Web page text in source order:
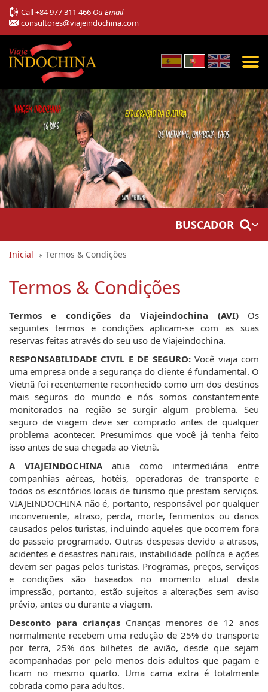
Call+84 977 311 466 Ou Email
consultores@viajeindochina.com
BUSCADOR
Inicial Termos & Condições
Termos & Condições
Termos e condições da Viajeindochina (AVI)Os
seguintes termos e condições aplicam-se com as suas
reservas feitas através do seu uso de Viajeindochina.
RESPONSABILIDADE CIVIL E DE SEGURO:Você viaja com
uma empresa onde a segurança do cliente é fundamental. O
Vietnã foi recentemente reconhecido como um dos destinos
mais seguros do mundo e nós somos constantemente
monitorados na região se surgir algum problema. Seu
seguro de viagem deve ser comprado antes de qualquer
problema acontecer. Presumimos que você já tenha feito
isso antes de sua chegada ao Vietnã.
A VIAJEINDOCHINAatua como intermediária entre
companhias aéreas, hotéis, operadoras de transporte e
todos os escritórios locais de turismo que prestam serviços.
VIAJEINDOCHINA não é, portanto, responsável por qualquer
inconveniente, atraso, perda, morte, ferimentos ou danos
causados pelos turistas, incluindo aqueles que ocorrem fora
do passeio programado. Outras despesas devido a atrasos,
acidentes e desastres naturais, instabilidade política e ações
devem ser pagas pelos turistas. Programas, preços, serviços
e condições são baseados no momento atual desta
impressão, portanto, estão sujeitos a alterações sem aviso
prévio, antes ou durante a viagem.
Desconto para crianças Crianças menores de 12 anos
normalmente recebem uma redução de 25% do transporte
por terra, 25% dos bilhetes de avião, desde que sejam
acompanhadas por pelo menos dois adultos que pagam e
ficam no mesmo quarto. Uma cama extra é totalmente
cobrada como para adultos.